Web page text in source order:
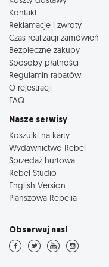
Kontakt
Reklamacje i zwroty
Czas realizacji zamówień
Bezpieczne zakupy
Sposoby płatności
Regulamin rabatów
O rejestracji
FAQ
Nasze serwisy
Koszulki na karty
Wydawnictwo Rebel
Sprzedaż hurtowa
Rebel Studio
English Version
Planszowa Rebelia
Obserwuj nas!